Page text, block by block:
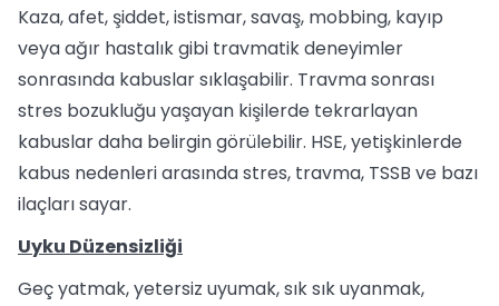
Kaza, afet, şiddet, istismar, savaş, mobbing, kayıp
veya ağır hastalık gibi travmatik deneyimler
sonrasında kabuslar sıklaşabilir. Travma sonrası
stres bozukluğu yaşayan kişilerde tekrarlayan
kabuslar daha belirgin görülebilir. HSE, yetişkinlerde
kabus nedenleri arasında stres, travma, TSSB ve bazı
ilaçları sayar.
Uyku Düzensizliği
Geç yatmak, yetersiz uyumak, sık sık uyanmak,